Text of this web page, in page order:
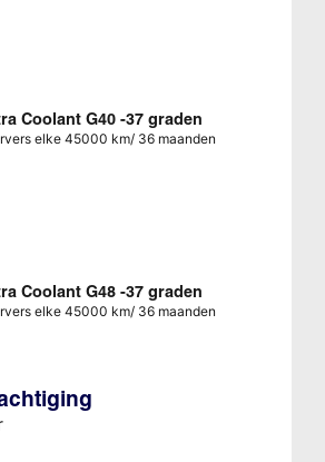
Coolant G40 -37 graden
elke 45000 km/ 36 maanden
Coolant G48 -37 graden
elke 45000 km/ 36 maanden